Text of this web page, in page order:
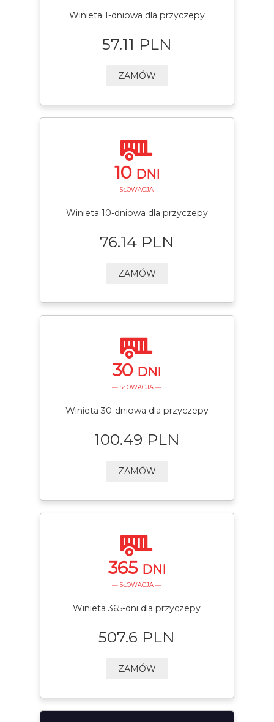
Winieta 1-dniowa dla przyczepy
57.11 PLN
ZAMÓW
10 DNI
— SŁOWACJA —
Winieta 10-dniowa dla przyczepy
76.14 PLN
ZAMÓW
30 DNI
— SŁOWACJA —
Winieta 30-dniowa dla przyczepy
100.49 PLN
ZAMÓW
365 DNI
— SŁOWACJA —
Winieta 365-dni dla przyczepy
507.6 PLN
ZAMÓW